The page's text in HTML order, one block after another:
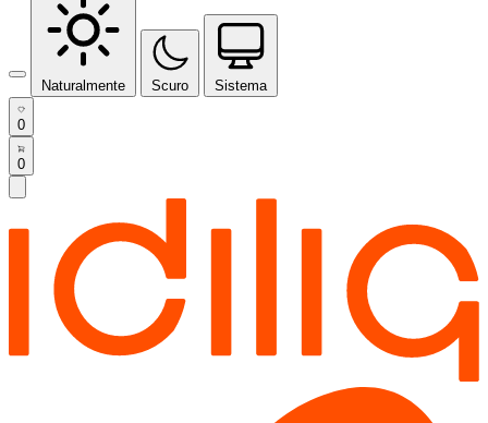
Naturalmente Scuro Sistema
0
0